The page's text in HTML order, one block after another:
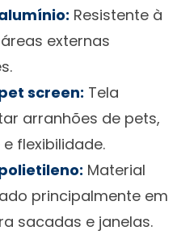
Resistente à
externas
screen: Tela
arranhões de pets,
flexibilidade.
Material
principalmente em
sacadas e janelas.